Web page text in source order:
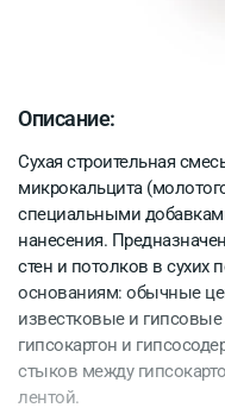
Описание:
Сухая строительная
микрокальцита
специальными
нанесения.
стен и потолков в
основаниям: обычные
известковые и гипсовые
гипсокартон и
стыков между
лентой.